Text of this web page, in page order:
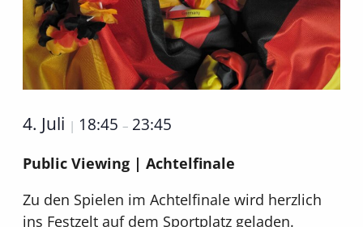
4. Juli | 18:45 – 23:45
Public Viewing | Achtelfinale
Zu den Spielen im Achtelfinale wird herzlich
ins Festzelt auf dem Sportplatz geladen.